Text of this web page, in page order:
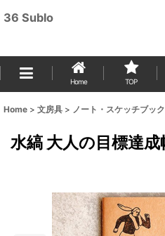
36 Sublo
Home TOP
Home > 文房具 > ノート・スケッチブック
水縞 大人の目標達成